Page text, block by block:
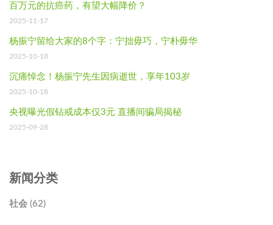
百万元的抗癌药，有望大幅降价？
2025-11-17
杨振宁留给大家的8个字：宁拙毋巧，宁朴毋华
2025-10-18
沉痛悼念！杨振宁先生因病逝世，享年103岁
2025-10-18
央视曝光假钻戒成本仅3元 直播间骗局揭秘
2025-09-28
新闻分类
社会 (62)